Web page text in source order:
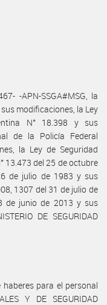
-APN-SSGA#MSG, la
modificaciones, la Ley
N° 18.398 y sus
de la Policía Federal
la Ley de Seguridad
13.473 del 25 de octubre
de julio de 1983 y sus
1307 del 31 de julio de
de junio de 2013 y sus
DE SEGURIDAD
para el personal
Y DE SEGURIDAD